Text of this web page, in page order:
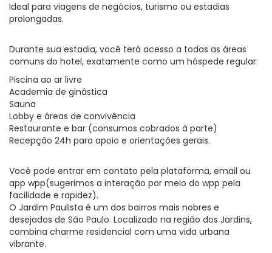
Ideal para viagens de negócios, turismo ou estadias
prolongadas.
Durante sua estadia, você terá acesso a todas as áreas
comuns do hotel, exatamente como um hóspede regular:
Piscina ao ar livre
Academia de ginástica
Sauna
Lobby e áreas de convivência
Restaurante e bar (consumos cobrados à parte)
Recepção 24h para apoio e orientações gerais.
Você pode entrar em contato pela plataforma, email ou
app wpp(sugerimos a interação por meio do wpp pela
facilidade e rapidez).
O Jardim Paulista é um dos bairros mais nobres e
desejados de São Paulo. Localizado na região dos Jardins,
combina charme residencial com uma vida urbana
vibrante.